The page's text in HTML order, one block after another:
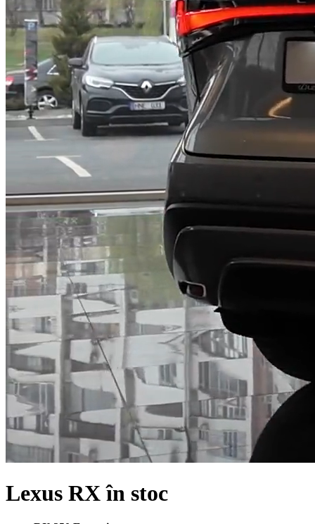
Lexus RX în stoc